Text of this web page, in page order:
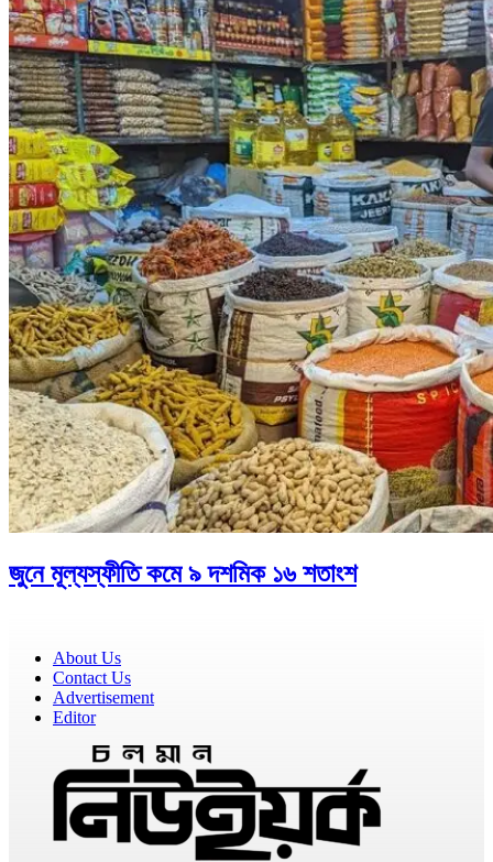
জুনে মূল্যস্ফীতি কমে ৯ দশমিক ১৬ শতাংশ
About Us
Contact Us
Advertisement
Editor